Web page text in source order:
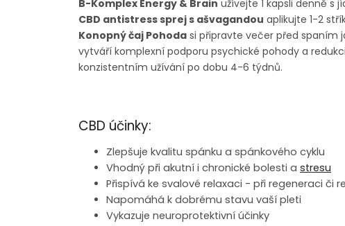
B-Komplex Energy & Brain užívejte 1 kapsli denně s
CBD antistress sprej s ašvagandou aplikujte 1-2
Konopný čaj Pohoda si připravte večer před spaním
vytváří komplexní podporu psychické pohody a
konzistentním užívání po dobu 4-6 týdnů.
CBD účinky:
Zlepšuje kvalitu spánku a spánkového cyklu
Vhodný při akutní i chronické bolesti a stresu
Přispívá ke svalové relaxaci - při regeneraci či
Napomáhá k dobrému stavu vaší pleti
Vykazuje neuroprotektivní účinky